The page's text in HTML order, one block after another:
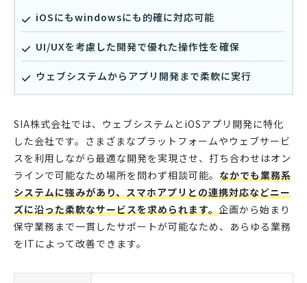
iOSにもwindowsにも的確に対応可能
UI/UXを考慮した開発で優れた操作性を確保
ウェブシステムからアプリ開発まで柔軟に実行
SIA株式会社では、ウェブシステムとiOSアプリ開発に特化
した会社です。さまざまなプラットフォームやウェブサービ
スを利用しながら最適な開発を実現させ、打ち合わせはオン
ラインで可能なため場所を問わず相談可能。 なかでも業務系
システムに強みがあり、スマホアプリとの連携対応などニー
ズに沿った柔軟なサービスを求められます。企画から始まり
保守業務まで一貫したサポートが可能なため、あらゆる業務
をITによって改善できます。